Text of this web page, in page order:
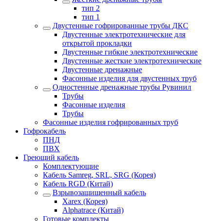
тип 2
тип 1
Двустенные гофрированные трубы ДКС
Двустенные электротехнические для
открытой прокладки
Двустенные гибкие электротехнические
Двустенные жесткие электротехнические
Двустенные дренажные
Фасонные изделия для двустенных труб
Одностенные дренажные трубы Рувинил
Трубы
Фасонные изделия
Трубы
Фасонные изделия гофрированных труб
Гофрокабель
ПНД
ПВХ
Греющий кабель
Комплектующие
Кабель Samreg, SRL, SRG (Корея)
Кабель RGD (Китай)
Взрывозащищенный кабель
Xarex (Корея)
Alphatrace (Китай)
Готовые комплекты